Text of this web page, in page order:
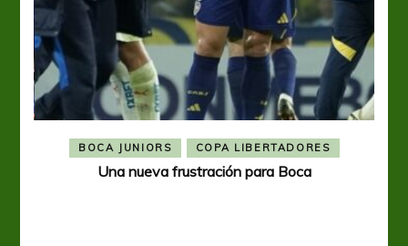
BOCA JUNIORS COPA LIBERTADORES
Una nueva frustración para Boca